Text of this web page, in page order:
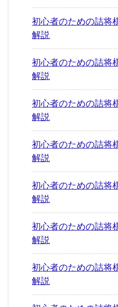
初心者のための詰
解説
初心者のための詰
解説
初心者のための詰
解説
初心者のための詰
解説
初心者のための詰
解説
初心者のための詰
解説
初心者のための詰
解説